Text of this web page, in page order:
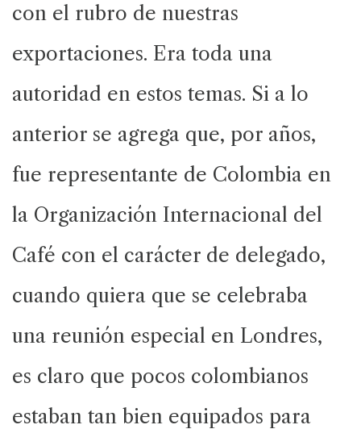
con el rubro de nuestras
exportaciones. Era toda una
autoridad en estos temas. Si a lo
anterior se agrega que, por años,
fue representante de Colombia en
la Organización Internacional del
Café con el carácter de delegado,
cuando quiera que se celebraba
una reunión especial en Londres,
es claro que pocos colombianos
estaban tan bien equipados para